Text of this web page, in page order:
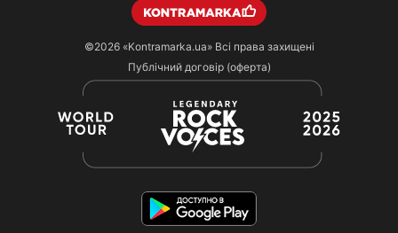
©2026 «Kontramarka.ua»Всі права захищені
Публічний договір (оферта)